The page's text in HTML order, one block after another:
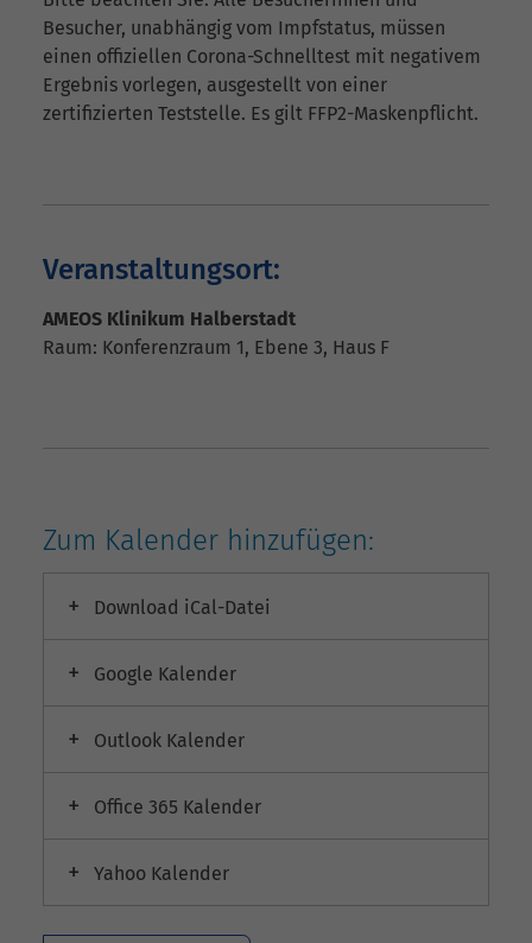
Besucher, unabhängig vom Impfstatus, müssen
einen offiziellen Corona-Schnelltest mit negativem
Ergebnis vorlegen, ausgestellt von einer
zertifizierten Teststelle. Es gilt FFP2-Maskenpflicht.
Veranstaltungsort:
AMEOS Klinikum Halberstadt
Raum: Konferenzraum 1, Ebene 3, Haus F
Zum Kalender hinzufügen:
Download iCal-Datei
Google Kalender
Outlook Kalender
Office 365 Kalender
Yahoo Kalender